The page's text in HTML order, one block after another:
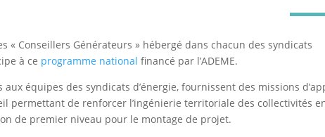
« Conseillers Générateurs » hébergé dans chacun des syndicats
à ce programme national financé par l’ADEME.
aux équipes des syndicats d’énergie, fournissent des missions
permettant de renforcer l’ingénierie territoriale des collectivités
de premier niveau pour le montage de projet.